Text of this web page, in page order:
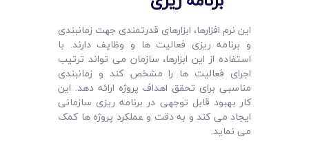
این نرم افزارها، ابزارهای قدرتمندی جهت زمانبندی
و برنامه‌ ریزی فعالیت ‌ها و وظایف دارند. با
استفاده از این ابزارها، سازمان می ‌تواند ترتیب
اجرای فعالیت ‌ها را مشخص کند و زمانبندی
مناسبی برای تحقق اهداف پروژه ارائه دهد. این
کار بهبود قابل توجهی در برنامه ‌ریزی سازمانی
ایجاد می ‌کند و به دقت و عملکرد پروژه‌ ها کمک
می نماید.